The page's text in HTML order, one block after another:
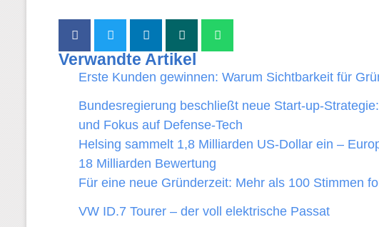
Verwandte Artikel
Erste Kunden gewinnen: Warum Sichtbarkeit für
Bundesregierung beschließt neue Start-up-
und Fokus auf Defense-Tech
Helsing sammelt 1,8 Milliarden US-Dollar ein –
18 Milliarden Bewertung
Für eine neue Gründerzeit: Mehr als 100 Stimmen
VW ID.7 Tourer – der voll elektrische Passat